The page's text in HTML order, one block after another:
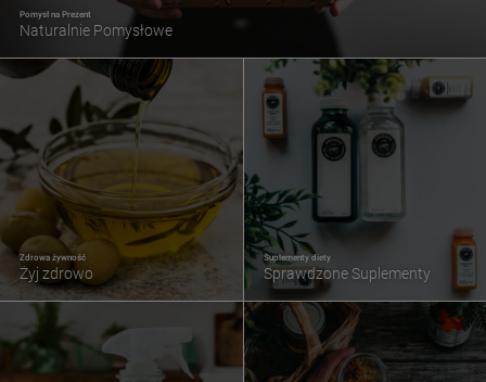
Pomysł na Prezent
Naturalnie Pomysłowe
Zdrowa żywność
Żyj zdrowo
Suplementy diety
Sprawdzone Suplementy